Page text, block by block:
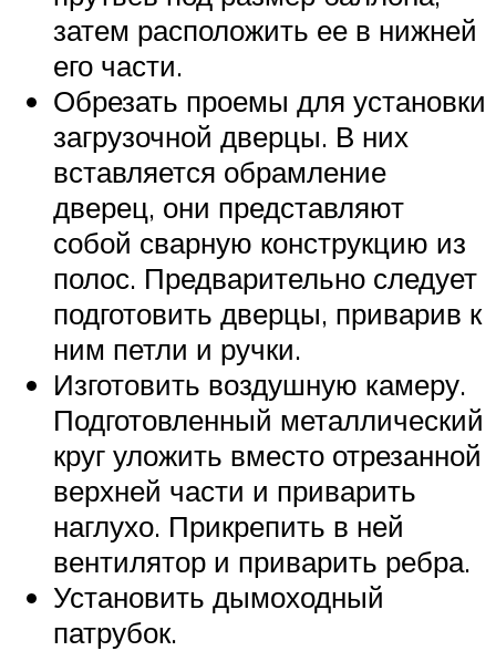
затем расположить ее в нижней
его части.
Обрезать проемы для установки
загрузочной дверцы. В них
вставляется обрамление
дверец, они представляют
собой сварную конструкцию из
полос. Предварительно следует
подготовить дверцы, приварив к
ним петли и ручки.
Изготовить воздушную камеру.
Подготовленный металлический
круг уложить вместо отрезанной
верхней части и приварить
наглухо. Прикрепить в ней
вентилятор и приварить ребра.
Установить дымоходный
патрубок.